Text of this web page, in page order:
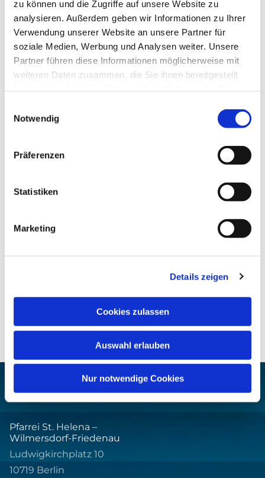
zu können und die Zugriffe auf unsere Website zu
analysieren. Außerdem geben wir Informationen zu Ihrer
Verwendung unserer Website an unsere Partner für
soziale Medien, Werbung und Analysen weiter. Unsere
Partner führen diese Informationen möglicherweise mit
weiteren Daten zusammen, die Sie ihnen bereitgestellt
Notwendig
Präferenzen
Statistiken
Marketing
Details zeigen
Cookies zulassen
Auswahl erlauben
Nur notwendige Cookies
Dies könnte Sie auch
interessieren
Pfarrei St. Helena –
Wilmersdorf-Friedenau
Ludwigkirchplatz 10
10719 Berlin